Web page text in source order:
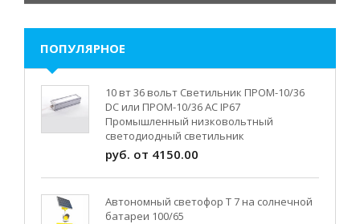
ПОПУЛЯРНОЕ
10 вт 36 вольт Светильник ПРОМ-10/36
DC или ПРОМ-10/36 AC IP67
Промышленный низковольтный
светодиодный светильник
руб. от 4150.00
Автономный светофор Т 7 на солнечной
батареи 100/65